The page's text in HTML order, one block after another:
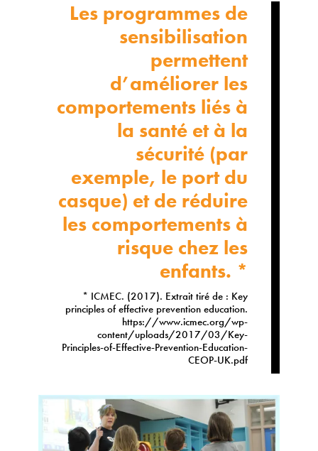
Les programmes de
sensibilisation
permettent
d’améliorer les
comportements liés à
la santé et à la
sécurité (par
exemple, le port du
casque) et de réduire
les comportements à
risque chez les
enfants. *
* ICMEC. (2017). Extrait tiré de : Key
principles of effective prevention education.
https://www.icmec.org/wp-
content/uploads/2017/03/Key-
Principles-of-Effective-Prevention-Education-
CEOP-UK.pdf